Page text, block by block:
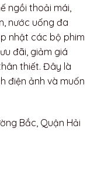
ngồi thoải mái,
nước uống đa
nhật các bộ phim
đãi, giảm giá
thiết. Đây là
điện ảnh và muốn
Bắc, Quận Hải